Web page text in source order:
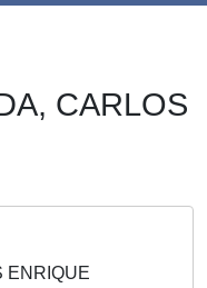
CARLOS
ENRIQUE